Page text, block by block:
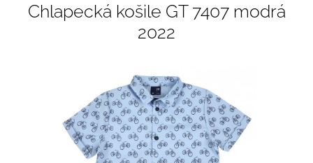
Chlapecká košile GT 7407 modrá
2022